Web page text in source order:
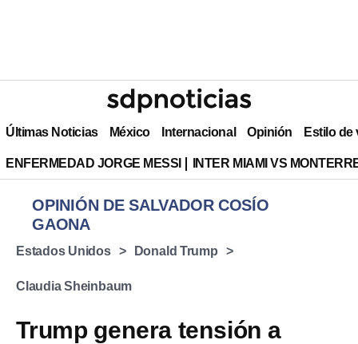
Últimas Noticias México Internacional Opinión Estilo de
ENFERMEDAD JORGE MESSI INTER MIAMI VS
OPINIÓN DE SALVADOR COSÍO
GAONA
Estados Unidos Donald Trump
Claudia Sheinbaum
Trump genera tensión a